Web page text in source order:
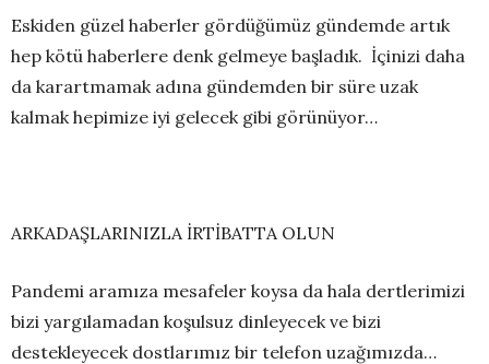
Eskiden güzel haberler gördüğümüz gündemde artık
hep kötü haberlere denk gelmeye başladık. İçinizi daha
da karartmamak adına gündemden bir süre uzak
kalmak hepimize iyi gelecek gibi görünüyor…
ARKADAŞLARINIZLA İRTİBATTA OLUN
Pandemi aramıza mesafeler koysa da hala dertlerimizi
bizi yargılamadan koşulsuz dinleyecek ve bizi
destekleyecek dostlarımız bir telefon uzağımızda…